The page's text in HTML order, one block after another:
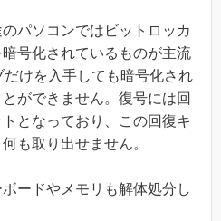
パソコンではビットロッカ
号化されているものが主流
けを入手しても暗号化され
ができません。復号には回
となっており、この回復キ
も取り出せません。
ードやメモリも解体処分し